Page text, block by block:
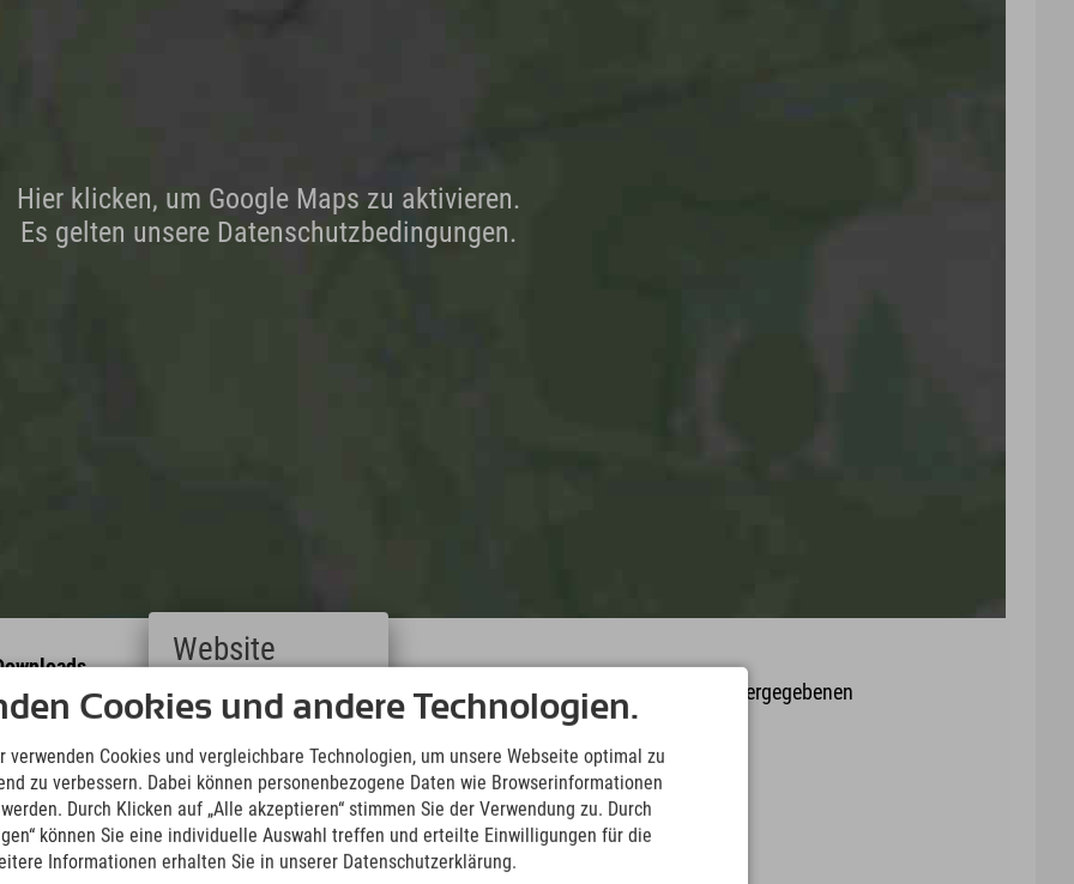
Hier klicken, um Google Maps zu aktivieren.
Es gelten unsere Datenschutzbedingungen.
übernehmen keine Haftung für die Richtigkeit, Vollständigkeit oder Aktualität der wiedergegebenen
Wir empfehlen die Mitnahme einer zusätzlichen Karte.
KML Download GPX Download
Cookies und andere Technologien.
verwenden Cookies und vergleichbare Technologien, um unsere Webseite optimal zu
zu verbessern. Dabei können personenbezogene Daten wie Browserinformationen
Durch Klicken auf „Alle akzeptieren“ stimmen Sie der Verwendung zu. Durch
können Sie eine individuelle Auswahl treffen und erteilte Einwilligungen für die
Informationen erhalten Sie in unserer Datenschutzerklärung.
Website
Deutsch
(German)
English
(English)
Italiano
(Italian)
Čeština
(Czech)